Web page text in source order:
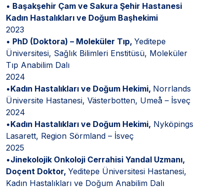
• Başakşehir Çam ve Sakura Şehir Hastanesi
Kadın Hastalıkları ve Doğum Başhekimi
2023
• PhD (Doktora) – Moleküler Tıp, Yeditepe
Üniversitesi, Sağlık Bilimleri Enstitüsü, Moleküler
Tıp Anabilim Dalı
2024
•Kadın Hastalıkları ve Doğum Hekimi, Norrlands
Üniversite Hastanesi, Västerbotten, Umeå – İsveç
2024
•Kadın Hastalıkları ve Doğum Hekimi, Nyköpings
Lasarett, Region Sörmland – İsveç
2025
•Jinekolojik Onkoloji Cerrahisi Yandal Uzmanı,
Doçent Doktor, Yeditepe Üniversitesi Hastanesi,
Kadın Hastalıkları ve Doğum Anabilim Dalı